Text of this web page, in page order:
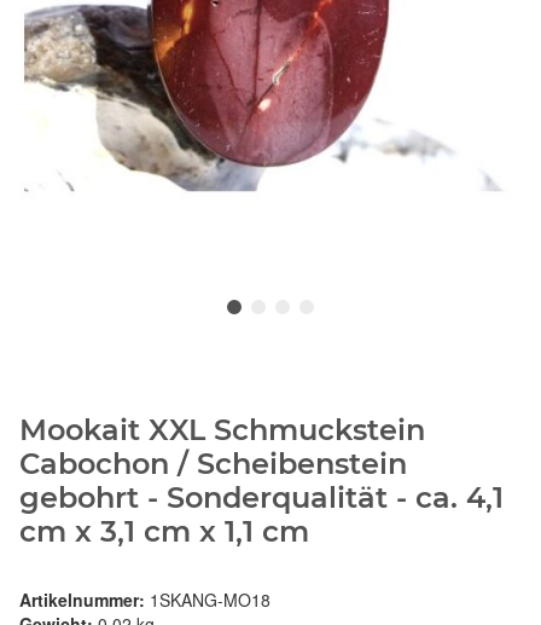
Mookait XXL Schmuckstein
Cabochon / Scheibenstein
gebohrt - Sonderqualität - ca. 4,1
cm x 3,1 cm x 1,1 cm
Artikelnummer: 1SKANG-MO18